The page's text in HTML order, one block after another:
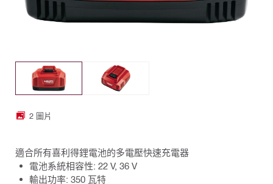
2 圖片
適合所有喜利得鋰電池的多電壓快速充電器
電池系統相容性: 22 V, 36 V
輸出功率: 350 瓦特